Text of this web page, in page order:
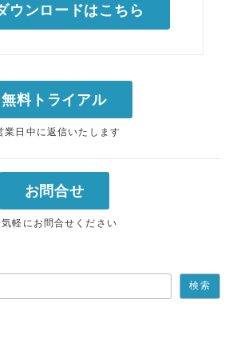
ウンロードはこちら
無料トライアル
業日中に返信いたします
お問合せ
気軽にお問合せください
検索